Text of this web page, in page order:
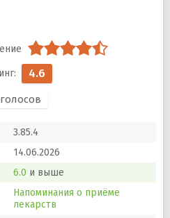
4.6
голосов
3.85.4
14.06.2026
6.0 и выше
Напоминания о приёме
лекарств